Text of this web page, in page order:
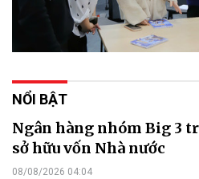
NỔI BẬT
Ngân hàng nhóm Big 3
sở hữu vốn Nhà nước
08/08/2026 04:04